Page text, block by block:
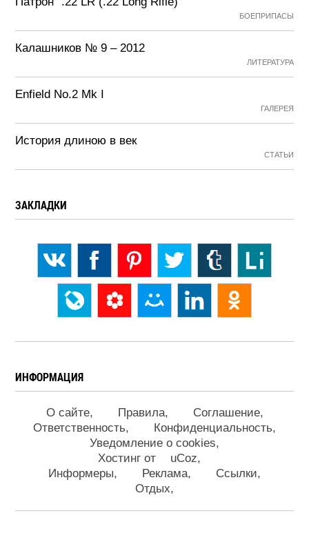
БОЕПРИПАСЫ
Калашников № 9 – 2012
ЛИТЕРАТУРА
Enfield No.2 Mk I
ГАЛЕРЕЯ
История длиною в век
СТАТЬИ
ЗАКЛАДКИ
ИНФОРМАЦИЯ
О сайте Правила
Соглашение
Ответственность
Конфиденциальность
Уведомление о cookies
Хостинг от
uCoz
Информеры
Реклама
Ссылки
Отдых